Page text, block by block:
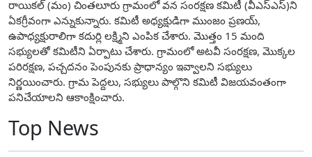
రాయికల్ (మం) చింతలూరు గ్రామంలో వన సంరక్షణ కమిటీ (వీఎస్‌ఎస్)ని
ఏకగ్రీవంగా ఎన్నుకున్నారు. కమిటీ అధ్యక్షుడిగా ముంజం ప్రణయ్,
ఉపాధ్యక్షురాలిగా కదుర్లి లక్ష్మిని ఎంపిక చేశారు. మొత్తం 15 మంది
సభ్యులతో కమిటీని ఏర్పాటు చేశారు. గ్రామంలో అటవీ సంరక్షణ, మొక్కల
పరిరక్షణ, పచ్చదనం పెంపునకు ప్రాధాన్యం ఇవ్వాలని సభ్యులు
నిర్ణయించారు. గ్రామ పెద్దలు, సభ్యులు పాల్గొని కమిటీ విజయవంతంగా
పనిచేయాలని ఆకాంక్షించారు.
Top News